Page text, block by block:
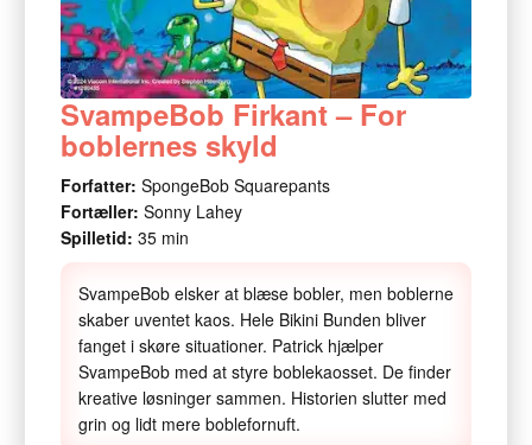
SvampeBob Firkant – For
boblernes skyld
Forfatter: SpongeBob Squarepants
Fortæller: Sonny Lahey
Spilletid: 35 min
SvampeBob elsker at blæse bobler, men boblerne
skaber uventet kaos. Hele Bikini Bunden bliver
fanget i skøre situationer. Patrick hjælper
SvampeBob med at styre boblekaosset. De finder
kreative løsninger sammen. Historien slutter med
grin og lidt mere boblefornuft.